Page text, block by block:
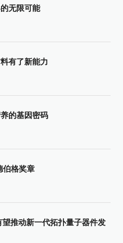
无限可能
有了新能力
的基因密码
伯格奖章
推动新一代拓扑量子器件发